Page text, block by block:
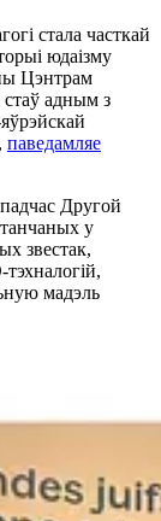
стала часткай
юдаізму
Цэнтрам
стаў адным з
паведамляе
Другой
у
звестак,
тэхналогій,
мадэль